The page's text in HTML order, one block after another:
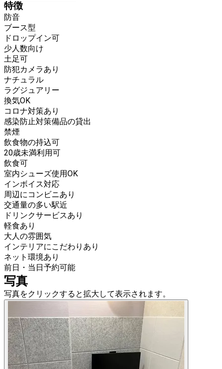
特徴
防音
ブース型
ドロップイン可
少人数向け
土足可
防犯カメラあり
ナチュラル
ラグジュアリー
換気OK
コロナ対策あり
感染防止対策備品の貸出
禁煙
飲食物の持込可
20歳未満利用可
飲食可
室内シューズ使用OK
インボイス対応
周辺にコンビニあり
交通量の多い駅近
ドリンクサービスあり
軽食あり
大人の雰囲気
インテリアにこだわりあり
ネット環境あり
前日・当日予約可能
写真
写真をクリックすると拡大して表示されます。